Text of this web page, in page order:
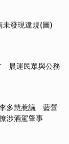
發現違規(圖)
晨運民眾與公務
多慧惹議 藍營
涉酒駕肇事